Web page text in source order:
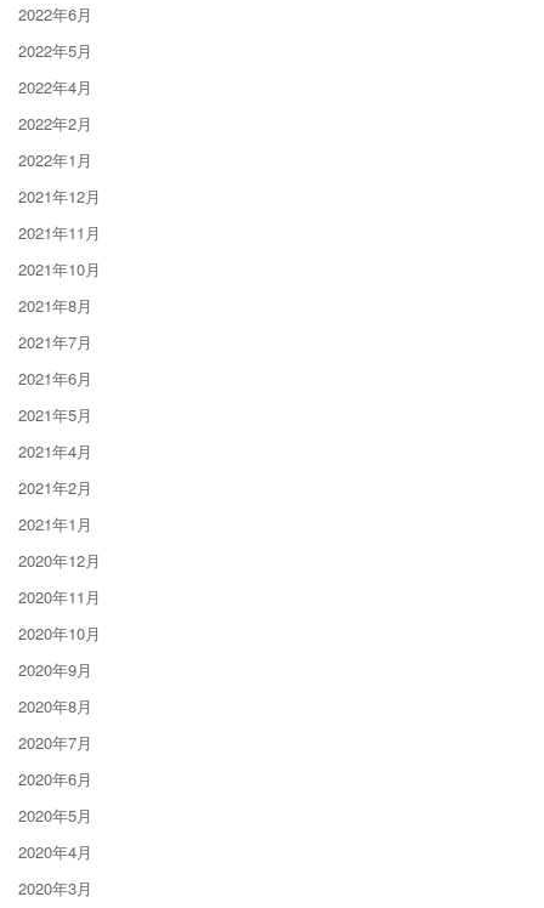
2022年6月
2022年5月
2022年4月
2022年2月
2022年1月
2021年12月
2021年11月
2021年10月
2021年8月
2021年7月
2021年6月
2021年5月
2021年4月
2021年2月
2021年1月
2020年12月
2020年11月
2020年10月
2020年9月
2020年8月
2020年7月
2020年6月
2020年5月
2020年4月
2020年3月